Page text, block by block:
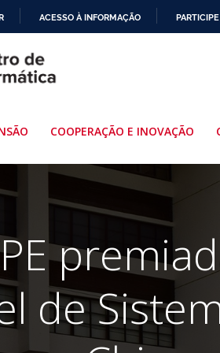
ACESSO À INFORMAÇÃO PARTICIPE
COOPERAÇÃO E INOVAÇÃO
de